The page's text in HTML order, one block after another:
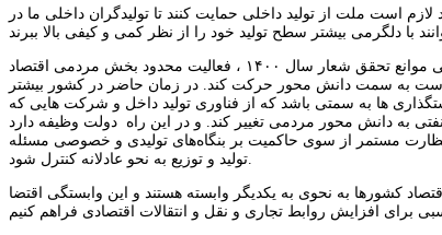
است ملت از تولید داخلی حمایت کنند تا تولیدگران داخلی ما در
نکته چهارم: در مساله مانع‌زدایی یکی از مهم‌ترین مسائل در این زمینه بحث خصوصی‌سازی است؛ بعبارتی موانع تحقق شعار سال ۱۴۰۰ ، فعالیت محدود بخش مردمی اقتصاد
است به سمت دانش محور حرکت کند. در زمان حاضر در کشور بیشتر
ها به سمتی باشد که از فناوری تولید داخل و شرکت هایی که
به دانش محور مردمی تغییر کند. و در این راه دولت وظیفه دارد
مستمر از سوی حاکمیت بر بنگاه‌های تولیدی و خصوصی مسئله
کشورها به نحوی به یکدیگر وابسته هستند و این وابستگی اقتضا